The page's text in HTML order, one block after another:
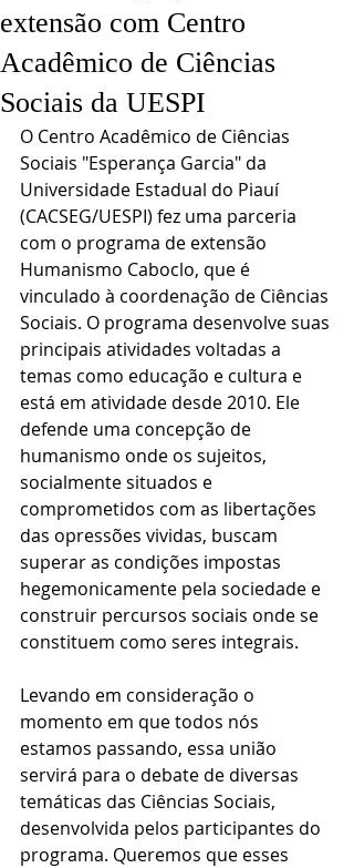
extensão com Centro
Acadêmico de Ciências
Sociais da UESPI
O Centro Acadêmico de Ciências
Sociais "Esperança Garcia" da
Universidade Estadual do Piauí
(CACSEG/UESPI) fez uma parceria
com o programa de extensão
Humanismo Caboclo, que é
vinculado à coordenação de Ciências
Sociais. O programa desenvolve suas
principais atividades voltadas a
temas como educação e cultura e
está em atividade desde 2010. Ele
defende uma concepção de
humanismo onde os sujeitos,
socialmente situados e
comprometidos com as libertações
das opressões vividas, buscam
superar as condições impostas
hegemonicamente pela sociedade e
construir percursos sociais onde se
constituem como seres integrais.
Levando em consideração o
momento em que todos nós
estamos passando, essa união
servirá para o debate de diversas
temáticas das Ciências Sociais,
desenvolvida pelos participantes do
programa. Queremos que esses